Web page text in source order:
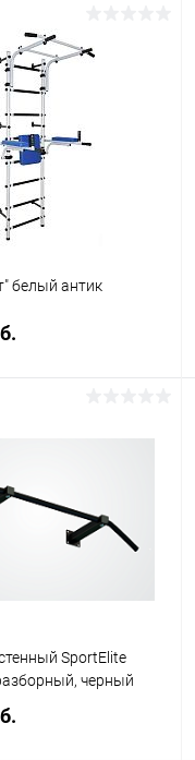
белый антик
Недоступно
SportElite
черный